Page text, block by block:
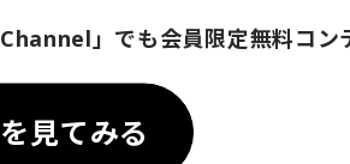
拡充した児童手当が年間を通じて支給さ
正育児・介護休業法などが施行される。
担軽減に加え、子どもを持ちやすくする
」でも会員限定無料コン
見てみる